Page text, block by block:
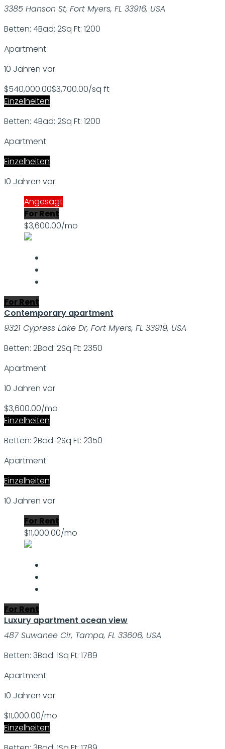
3385 Hanson St, Fort Myers, FL 33916, USA
Betten: 4Bad: 2Sq Ft: 1200
Apartment
10 Jahren vor
$540,000.00$3,700.00/sq ft
Einzelheiten
Betten: 4Bad: 2Sq Ft: 1200
Apartment
Einzelheiten
10 Jahren vor
Angesagt
For Rent
$3,600.00/mo
For Rent
Contemporary apartment
9321 Cypress Lake Dr, Fort Myers, FL 33919, USA
Betten: 2Bad: 2Sq Ft: 2350
Apartment
10 Jahren vor
$3,600.00/mo
Einzelheiten
Betten: 2Bad: 2Sq Ft: 2350
Apartment
Einzelheiten
10 Jahren vor
For Rent
$11,000.00/mo
For Rent
Luxury apartment ocean view
487 Suwanee Cir, Tampa, FL 33606, USA
Betten: 3Bad: 1Sq Ft: 1789
Apartment
10 Jahren vor
$11,000.00/mo
Einzelheiten